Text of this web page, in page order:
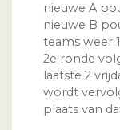
nieuwe A
nieuwe B
teams weer
2e ronde
laatste 2
wordt
plaats van